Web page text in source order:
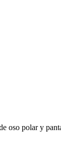
oso polar y